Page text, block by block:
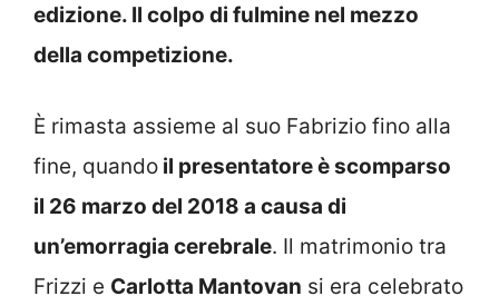
edizione. Il colpo di fulmine nel mezzo
della competizione.
È rimasta assieme al suo Fabrizio fino alla
fine, quando il presentatore è scomparso
il 26 marzo del 2018 a causa di
un’emorragia cerebrale. Il matrimonio tra
Frizzi e Carlotta Mantovan si era celebrato